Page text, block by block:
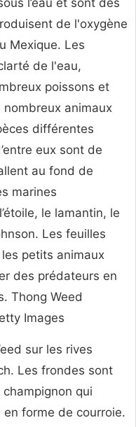
l’eau et sont des
de l'oxygène
Mexique. Les
de l'eau,
poissons et
animaux
différentes
eux sont de
au fond de
marines
le lamantin, le
Les feuilles
petits animaux
des prédateurs en
Thong Weed
Images
sur les rives
Les frondes sont
qui
forme de courroie.